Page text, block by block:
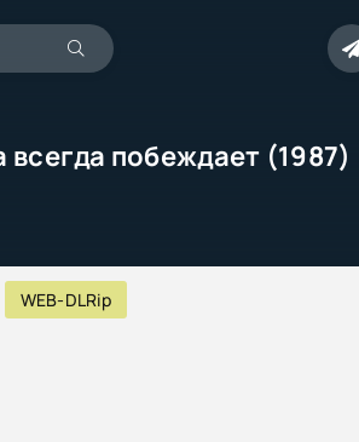
всегда побеждает (1987)
WEB-DLRip